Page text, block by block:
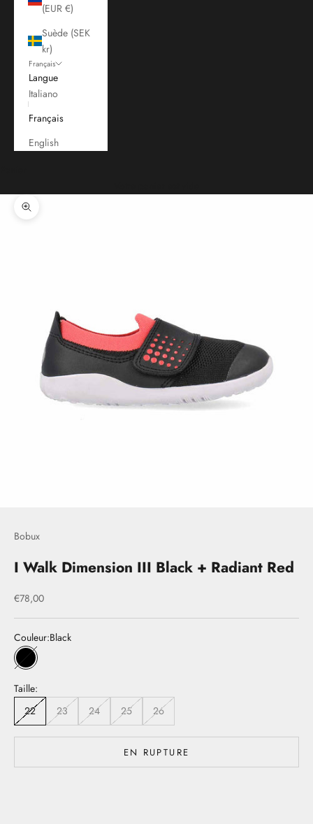
(EUR €)
Suède (SEK
kr)
Français
Langue
Italiano
Français
English
Zoomer sur l'image
Bobux
I Walk Dimension III Black + Radiant Red
Prix de vente
€78,00
Couleur:Black
Black
Taille:
22
23 24 25 26
EN RUPTURE